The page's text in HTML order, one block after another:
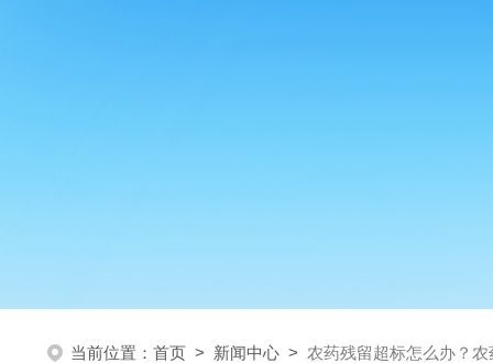
当前位置： 首页 > 新闻中心 > 农药残留超标怎么办？